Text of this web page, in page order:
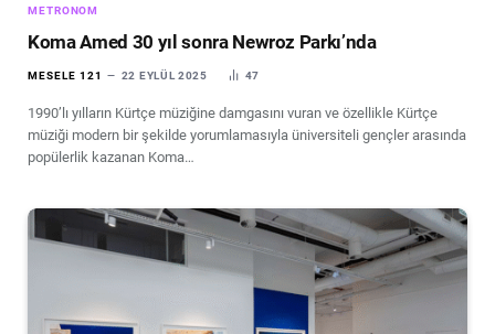
METRONOM
Koma Amed 30 yıl sonra Newroz Parkı’nda
MESELE 121 22 EYLÜL 2025 47
1990’lı yılların Kürtçe müziğine damgasını vuran ve özellikle Kürtçe
müziği modern bir şekilde yorumlamasıyla üniversiteli gençler arasında
popülerlik kazanan Koma…